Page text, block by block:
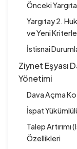
Önceki
Yargıtay 2.
ve Yeni
İstisnai
Ziynet Eşyası
Yönetimi
Dava Açma
İspat
Talep Artırımı
Özellikleri